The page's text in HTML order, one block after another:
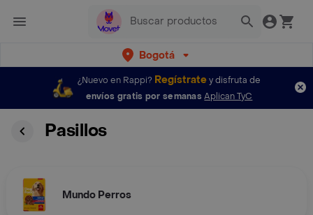
Bogotá
¿Nuevo en Rappi? Regístratey disfruta de
envíos gratis por semanas Aplican TyC
Pasillos
Mundo Perros